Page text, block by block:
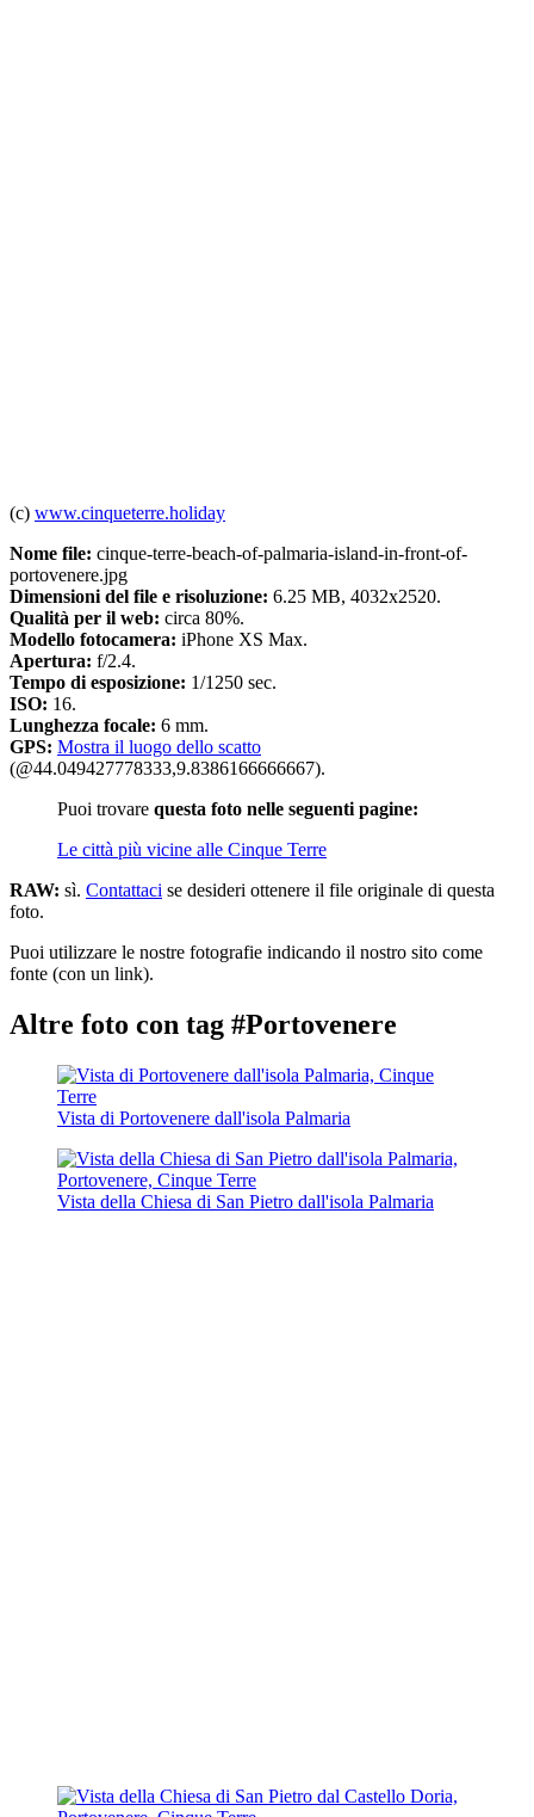
(c) www.cinqueterre.holiday
Nome file: cinque-terre-beach-of-palmaria-island-in-front-of-
portovenere.jpg
Dimensioni del file e risoluzione: 6.25 MB, 4032x2520.
Qualità per il web: circa 80%.
Modello fotocamera: iPhone XS Max.
Apertura: f/2.4.
Tempo di esposizione: 1/1250 sec.
ISO: 16.
Lunghezza focale: 6 mm.
GPS: Mostra il luogo dello scatto
(@44.049427778333,9.8386166666667).
Puoi trovare questa foto nelle seguenti pagine:
Le città più vicine alle Cinque Terre
RAW: sì. Contattaci se desideri ottenere il file originale di questa
foto.
Puoi utilizzare le nostre fotografie indicando il nostro sito come
fonte (con un link).
Altre foto con tag #Portovenere
Vista di Portovenere dall'isola Palmaria
Vista della Chiesa di San Pietro dall'isola Palmaria